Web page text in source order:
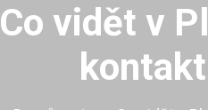
Co vidět v